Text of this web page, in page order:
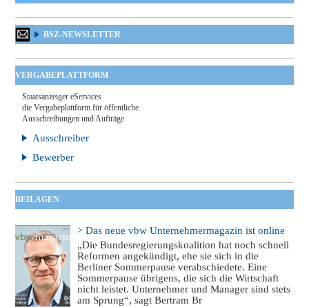
BSZ-NEWSLETTER
VERGABEPLATTFORM
Staatsanzeiger eServices
die Vergabeplattform für öffentliche
Ausschreibungen und Aufträge
Ausschreiber
Bewerber
BEILAGEN
> Das neue vbw Unternehmermagazin ist online
„Die Bundesregierungskoalition hat noch schnell
Reformen angekündigt, ehe sie sich in die
Berliner Sommerpause verabschiedete. Eine
Sommerpause übrigens, die sich die Wirtschaft
nicht leistet. Unternehmer und Manager sind stets
am Sprung“, sagt Bertram Br